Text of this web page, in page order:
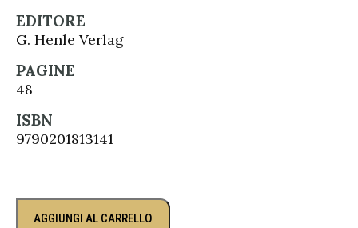
EDITORE
G. Henle Verlag
PAGINE
48
ISBN
9790201813141
AGGIUNGI AL CARRELLO